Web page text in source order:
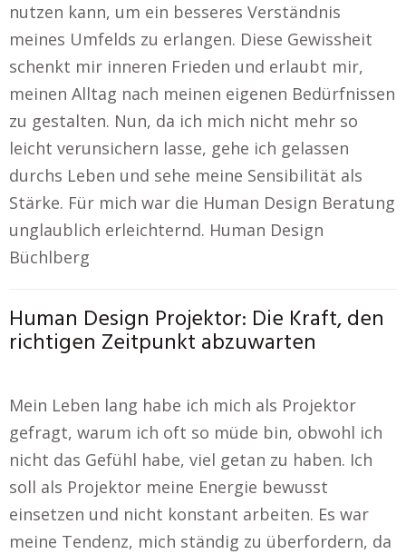
nutzen kann, um ein besseres Verständnis
meines Umfelds zu erlangen. Diese Gewissheit
schenkt mir inneren Frieden und erlaubt mir,
meinen Alltag nach meinen eigenen Bedürfnissen
zu gestalten. Nun, da ich mich nicht mehr so
leicht verunsichern lasse, gehe ich gelassen
durchs Leben und sehe meine Sensibilität als
Stärke. Für mich war die Human Design Beratung
unglaublich erleichternd. Human Design
Büchlberg
Human Design Projektor: Die Kraft, den
richtigen Zeitpunkt abzuwarten
Mein Leben lang habe ich mich als Projektor
gefragt, warum ich oft so müde bin, obwohl ich
nicht das Gefühl habe, viel getan zu haben. Ich
soll als Projektor meine Energie bewusst
einsetzen und nicht konstant arbeiten. Es war
meine Tendenz, mich ständig zu überfordern, da